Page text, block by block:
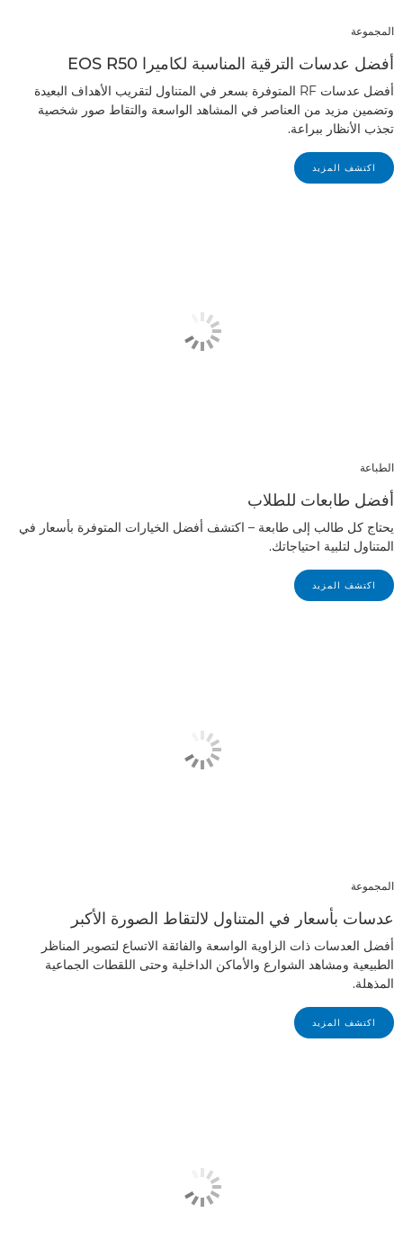
المجموعة
أفضل عدسات الترقية المناسبة لكاميرا EOS R50
أفضل عدسات RF المتوفرة بسعر في المتناول لتقريب الأهداف البعيدة
وتضمين مزيد من العناصر في المشاهد الواسعة والتقاط صور شخصية
تجذب الأنظار ببراعة.
اكتشف المزيد
الطباعة
أفضل طابعات للطلاب
يحتاج كل طالب إلى طابعة – اكتشف أفضل الخيارات المتوفرة بأسعار في
المتناول لتلبية احتياجاتك.
اكتشف المزيد
المجموعة
عدسات بأسعار في المتناول لالتقاط الصورة الأكبر
أفضل العدسات ذات الزاوية الواسعة والفائقة الاتساع لتصوير المناظر
الطبيعية ومشاهد الشوارع والأماكن الداخلية وحتى اللقطات الجماعية
المذهلة.
اكتشف المزيد